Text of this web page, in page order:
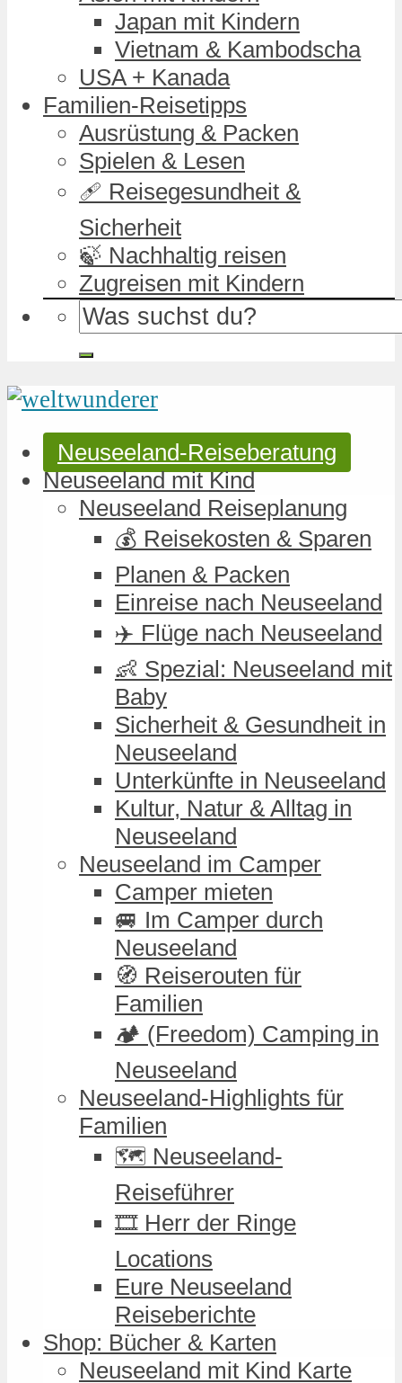
Japan mit Kindern
Vietnam & Kambodscha
USA + Kanada
Familien-Reisetipps
Ausrüstung & Packen
Spielen & Lesen
🩹 Reisegesundheit &
Sicherheit
🍃 Nachhaltig reisen
Zugreisen mit Kindern
Neuseeland-Reiseberatung
Neuseeland mit Kind
Neuseeland Reiseplanung
💰 Reisekosten & Sparen
Planen & Packen
Einreise nach Neuseeland
✈️ Flüge nach Neuseeland
👶 Spezial: Neuseeland mit
Baby
Sicherheit & Gesundheit in
Neuseeland
Unterkünfte in Neuseeland
Kultur, Natur & Alltag in
Neuseeland
Neuseeland im Camper
Camper mieten
🚐 Im Camper durch
Neuseeland
🧭 Reiserouten für
Familien
🏕️ (Freedom) Camping in
Neuseeland
Neuseeland-Highlights für
Familien
🗺️ Neuseeland-
Reiseführer
🎞️ Herr der Ringe
Locations
Eure Neuseeland
Reiseberichte
Shop: Bücher & Karten
Neuseeland mit Kind Karte